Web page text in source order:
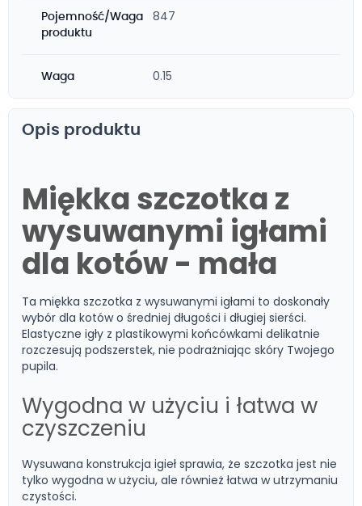
Pojemność/Waga
produktu
847
Waga 0.15
Opis produktu
Miękka szczotka z
wysuwanymi igłami
dla kotów - mała
Ta miękka szczotka z wysuwanymi igłami to doskonały
wybór dla kotów o średniej długości i długiej sierści.
Elastyczne igły z plastikowymi końcówkami delikatnie
rozczesują podszerstek, nie podrażniając skóry Twojego
pupila.
Wygodna w użyciu i łatwa w
czyszczeniu
Wysuwana konstrukcja igieł sprawia, że szczotka jest nie
tylko wygodna w użyciu, ale również łatwa w utrzymaniu
czystości.